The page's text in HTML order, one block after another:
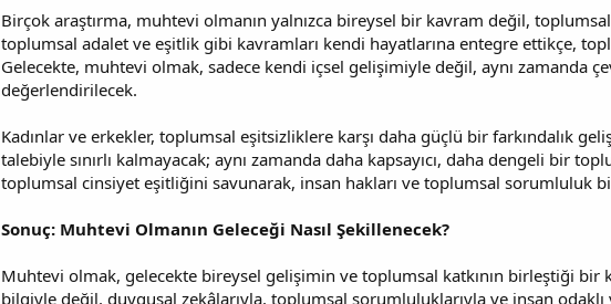
Birçok araştırma, muhtevi olmanın yalnızca bireysel bir kavram değil,
toplumsal adalet ve eşitlik gibi kavramları kendi hayatlarına entegre ettikçe,
Gelecekte, muhtevi olmak, sadece kendi içsel gelişimiyle değil, aynı zamanda
değerlendirilecek.
Kadınlar ve erkekler, toplumsal eşitsizliklere karşı daha güçlü bir farkındalık
talebiyle sınırlı kalmayacak; aynı zamanda daha kapsayıcı, daha dengeli bir
toplumsal cinsiyet eşitliğini savunarak, insan hakları ve toplumsal sorumluluk
Sonuç: Muhtevi Olmanın Geleceği Nasıl Şekillenecek?
Muhtevi olmak, gelecekte bireysel gelişimin ve toplumsal katkının birleştiği bir
bilgiyle değil, duygusal zekâlarıyla, toplumsal sorumluluklarıyla ve insan